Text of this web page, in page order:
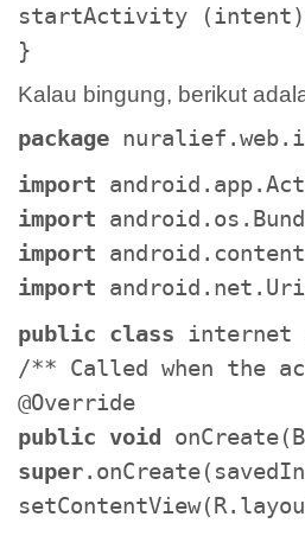
startActivity
}
Kalau bingung, berikut
package
import
import
import
import
public class internet
/** Called when
@Override
public void
super